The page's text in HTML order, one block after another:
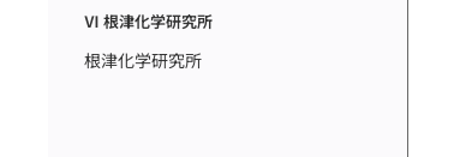
Ⅵ 根津化学研究所
根津化学研究所